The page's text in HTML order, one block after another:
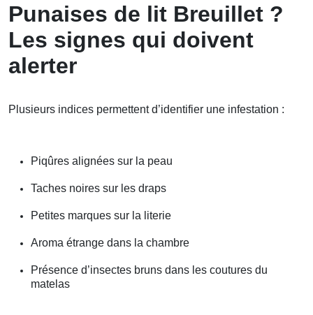
Punaises de lit Breuillet ?
Les signes qui doivent
alerter
Plusieurs indices permettent d’identifier une infestation :
Piqûres alignées sur la peau
Taches noires sur les draps
Petites marques sur la literie
Aroma étrange dans la chambre
Présence d’insectes bruns dans les coutures du
matelas